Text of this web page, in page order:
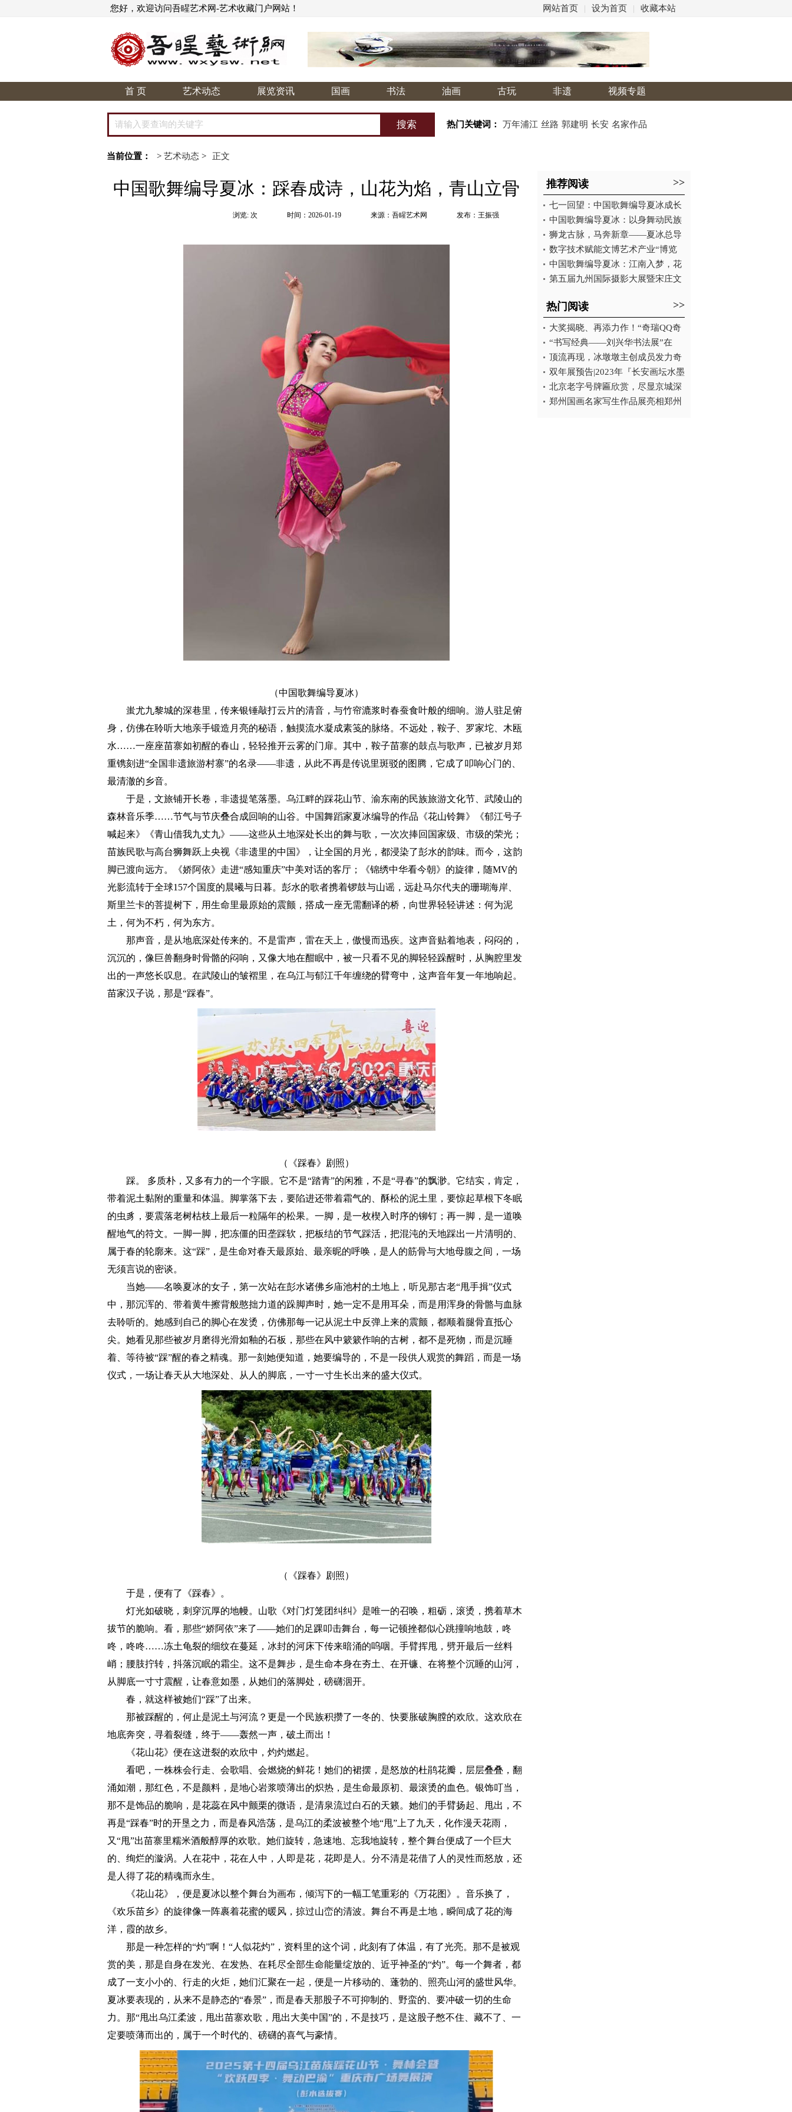
您好，欢迎访问吾睲艺术网-艺术收藏门户网站！ 网站首页 | 设为首页 | 收藏本站
首 页 艺术动态 展览资讯 国画 书法 油画 古玩 非遗 视频专题
热门关键词： 万年浦江 丝路 郭建明 长安 名家作品
当前位置： > 艺术动态> 正文
中国歌舞编导夏冰：踩春成诗，山花为焰，青山立骨
发布：王振强
来源：吾睲艺术网
时间：2026-01-19
浏览: 次
（中国歌舞编导夏冰）
蚩尤九黎城的深巷里，传来银锤敲打云片的清音，与竹帘漉浆时春蚕食叶般的细响。游人驻足俯
身，仿佛在聆听大地亲手锻造月亮的秘语，触摸流水凝成素笺的脉络。不远处，鞍子、罗家坨、木瓯
水……一座座苗寨如初醒的春山，轻轻推开云雾的门扉。其中，鞍子苗寨的鼓点与歌声，已被岁月郑
重镌刻进“全国非遗旅游村寨”的名录——非遗，从此不再是传说里斑驳的图腾，它成了叩响心门的、
最清澈的乡音。
于是，文旅铺开长卷，非遗提笔落墨。乌江畔的踩花山节、渝东南的民族旅游文化节、武陵山的
森林音乐季……节气与节庆叠合成回响的山谷。中国舞蹈家夏冰编导的作品《花山铃舞》《郁江号子
喊起来》《青山借我九丈九》——这些从土地深处长出的舞与歌，一次次捧回国家级、市级的荣光；
苗族民歌与高台狮舞跃上央视《非遗里的中国》，让全国的月光，都浸染了彭水的韵味。而今，这韵
脚已渡向远方。《娇阿依》走进“感知重庆”中美对话的客厅；《锦绣中华看今朝》的旋律，随MV的
光影流转于全球157个国度的晨曦与日暮。彭水的歌者携着锣鼓与山谣，远赴马尔代夫的珊瑚海岸、
斯里兰卡的菩提树下，用生命里最原始的震颤，搭成一座无需翻译的桥，向世界轻轻讲述：何为泥
土，何为不朽，何为东方。
那声音，是从地底深处传来的。不是雷声，雷在天上，傲慢而迅疾。这声音贴着地表，闷闷的，
沉沉的，像巨兽翻身时骨骼的闷响，又像大地在酣眠中，被一只看不见的脚轻轻跺醒时，从胸腔里发
出的一声悠长叹息。在武陵山的皱褶里，在乌江与郁江千年缠绕的臂弯中，这声音年复一年地响起。
苗家汉子说，那是“踩春”。
（《踩春》剧照）
踩。 多质朴，又多有力的一个字眼。它不是“踏青”的闲雅，不是“寻春”的飘渺。它结实，肯定，
带着泥土黏附的重量和体温。脚掌落下去，要陷进还带着霜气的、酥松的泥土里，要惊起草根下冬眠
的虫豸，要震落老树枯枝上最后一粒隔年的松果。一脚，是一枚楔入时序的铆钉；再一脚，是一道唤
醒地气的符文。一脚一脚，把冻僵的田垄踩软，把板结的节气踩活，把混沌的天地踩出一片清明的、
属于春的轮廓来。这“踩”，是生命对春天最原始、最亲昵的呼唤，是人的筋骨与大地母腹之间，一场
无须言说的密谈。
当她——名唤夏冰的女子，第一次站在彭水诸佛乡庙池村的土地上，听见那古老“甩手揖”仪式
中，那沉浑的、带着黄牛擦背般憨拙力道的跺脚声时，她一定不是用耳朵，而是用浑身的骨骼与血脉
去聆听的。她感到自己的脚心在发烫，仿佛那每一记从泥土中反弹上来的震颤，都顺着腿骨直抵心
尖。她看见那些被岁月磨得光滑如釉的石板，那些在风中簌簌作响的古树，都不是死物，而是沉睡
着、等待被“踩”醒的春之精魂。那一刻她便知道，她要编导的，不是一段供人观赏的舞蹈，而是一场
仪式，一场让春天从大地深处、从人的脚底，一寸一寸生长出来的盛大仪式。
（《踩春》剧照）
于是，便有了《踩春》。
灯光如破晓，刺穿沉厚的地幔。山歌《对门灯笼团纠纠》是唯一的召唤，粗砺，滚烫，携着草木
拔节的脆响。看，那些“娇阿依”来了——她们的足踝叩击舞台，每一记顿挫都似心跳撞响地鼓，咚
咚，咚咚……冻土龟裂的细纹在蔓延，冰封的河床下传来暗涌的呜咽。手臂挥甩，劈开最后一丝料
峭；腰肢拧转，抖落沉眠的霜尘。这不是舞步，是生命本身在夯土、在开镰、在将整个沉睡的山河，
从脚底一寸寸震醒，让春意如墨，从她们的落脚处，磅礴洇开。
春，就这样被她们“踩”了出来。
那被踩醒的，何止是泥土与河流？更是一个民族积攒了一冬的、快要胀破胸膛的欢欣。这欢欣在
地底奔突，寻着裂缝，终于——轰然一声，破土而出！
《花山花》便在这迸裂的欢欣中，灼灼燃起。
看吧，一株株会行走、会歌唱、会燃烧的鲜花！她们的裙摆，是怒放的杜鹃花瓣，层层叠叠，翻
涌如潮，那红色，不是颜料，是地心岩浆喷薄出的炽热，是生命最原初、最滚烫的血色。银饰叮当，
那不是饰品的脆响，是花蕊在风中颤栗的微语，是清泉流过白石的天籁。她们的手臂扬起、甩出，不
再是“踩春”时的开垦之力，而是春风浩荡，是乌江的柔波被整个地“甩”上了九天，化作漫天花雨，
又“甩”出苗寨里糯米酒般醇厚的欢歌。她们旋转，急速地、忘我地旋转，整个舞台便成了一个巨大
的、绚烂的漩涡。人在花中，花在人中，人即是花，花即是人。分不清是花借了人的灵性而怒放，还
是人得了花的精魂而永生。
《花山花》，便是夏冰以整个舞台为画布，倾泻下的一幅工笔重彩的《万花图》。音乐换了，
《欢乐苗乡》的旋律像一阵裹着花蜜的暖风，掠过山峦的清波。舞台不再是土地，瞬间成了花的海
洋，霞的故乡。
那是一种怎样的“灼”啊！“人似花灼”，资料里的这个词，此刻有了体温，有了光亮。那不是被观
赏的美，那是自身在发光、在发热、在耗尽全部生命能量绽放的、近乎神圣的“灼”。每一个舞者，都
成了一支小小的、行走的火炬，她们汇聚在一起，便是一片移动的、蓬勃的、照亮山河的盛世风华。
夏冰要表现的，从来不是静态的“春景”，而是春天那股子不可抑制的、野蛮的、要冲破一切的生命
力。那“甩出乌江柔波，甩出苗寨欢歌，甩出大美中国”的，不是技巧，是这股子憋不住、藏不了、一
定要喷薄而出的，属于一个时代的、磅礴的喜气与豪情。
推荐阅读 >>
七一回望：中国歌舞编导夏冰成长
中国歌舞编导夏冰：以身舞动民族
狮龙古脉，马奔新章——夏冰总导
数字技术赋能文博艺术产业“博览
中国歌舞编导夏冰：江南入梦，花
第五届九州国际摄影大展暨宋庄文
热门阅读 >>
大奖揭晓、再添力作！“奇瑞QQ奇
“书写经典——刘兴华书法展”在
顶流再现，冰墩墩主创成员发力奇
双年展预告|2023年『长安画坛水墨
北京老字号牌匾欣赏，尽显京城深
郑州国画名家写生作品展亮相郑州